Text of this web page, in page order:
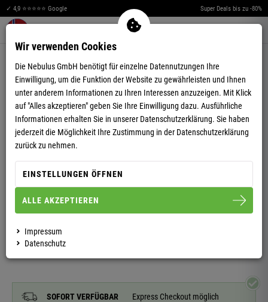
✓ 4,9 ⭐⭐⭐⭐⭐ Google Super Deals bis zu -80%
Warenkorb aufklappen
FLEECEJACKE OFFBACK HERREN
SOFORT VERFÜGBAR Express Checkout möglich
Wir verwenden Cookies
Die Nebulus GmbH benötigt für einzelne Datennutzungen Ihre
Einwilligung, um die Funktion der Website zu gewährleisten und Ihnen
unter anderem Informationen zu Ihren Interessen anzuzeigen. Mit Klick
auf "Alles akzeptieren" geben Sie Ihre Einwilligung dazu. Ausführliche
Informationen erhalten Sie in unserer Datenschutzerklärung. Sie haben
jederzeit die Möglichkeit Ihre Zustimmung in der Datenschutzerklärung
zurück zu nehmen.
EINSTELLUNGEN ÖFFNEN
ALLE AKZEPTIEREN
Impressum
Datenschutz